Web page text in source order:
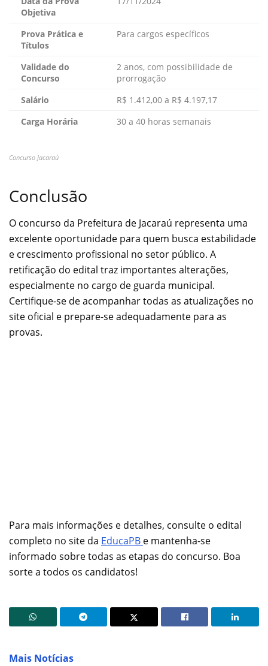
Objetiva
Prova Prática e
Títulos
Para cargos específicos
Validade do
Concurso
2 anos, com possibilidade de
prorrogação
Salário
R$ 1.412,00 a R$ 4.197,17
Carga Horária
30 a 40 horas semanais
Concurso Jacaraú
Conclusão
O concurso da Prefeitura de Jacaraú representa uma
excelente oportunidade para quem busca estabilidade
e crescimento profissional no setor público. A
retificação do edital traz importantes alterações,
especialmente no cargo de guarda municipal.
Certifique-se de acompanhar todas as atualizações no
site oficial e prepare-se adequadamente para as
provas.
Para mais informações e detalhes, consulte o edital
completo no site da EducaPB e mantenha-se
informado sobre todas as etapas do concurso. Boa
sorte a todos os candidatos!
Mais Notícias